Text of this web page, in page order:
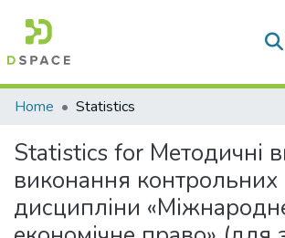
Communities & Collections
All of DSpace
Home Statistics
Statistics for Методичні
виконання контрольних
дисципліни